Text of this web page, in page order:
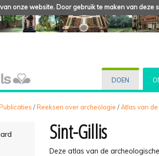
onze website. Door gebruik te maken van deze
DOEN
/Reeksen over archeologie /Atlas van
Sint-Gillis
Deze atlas van de archeologische